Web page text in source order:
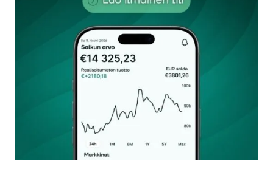
Kommentti*
Nimesi tai nimimerkkisi
Sähköpostiosoitteesi